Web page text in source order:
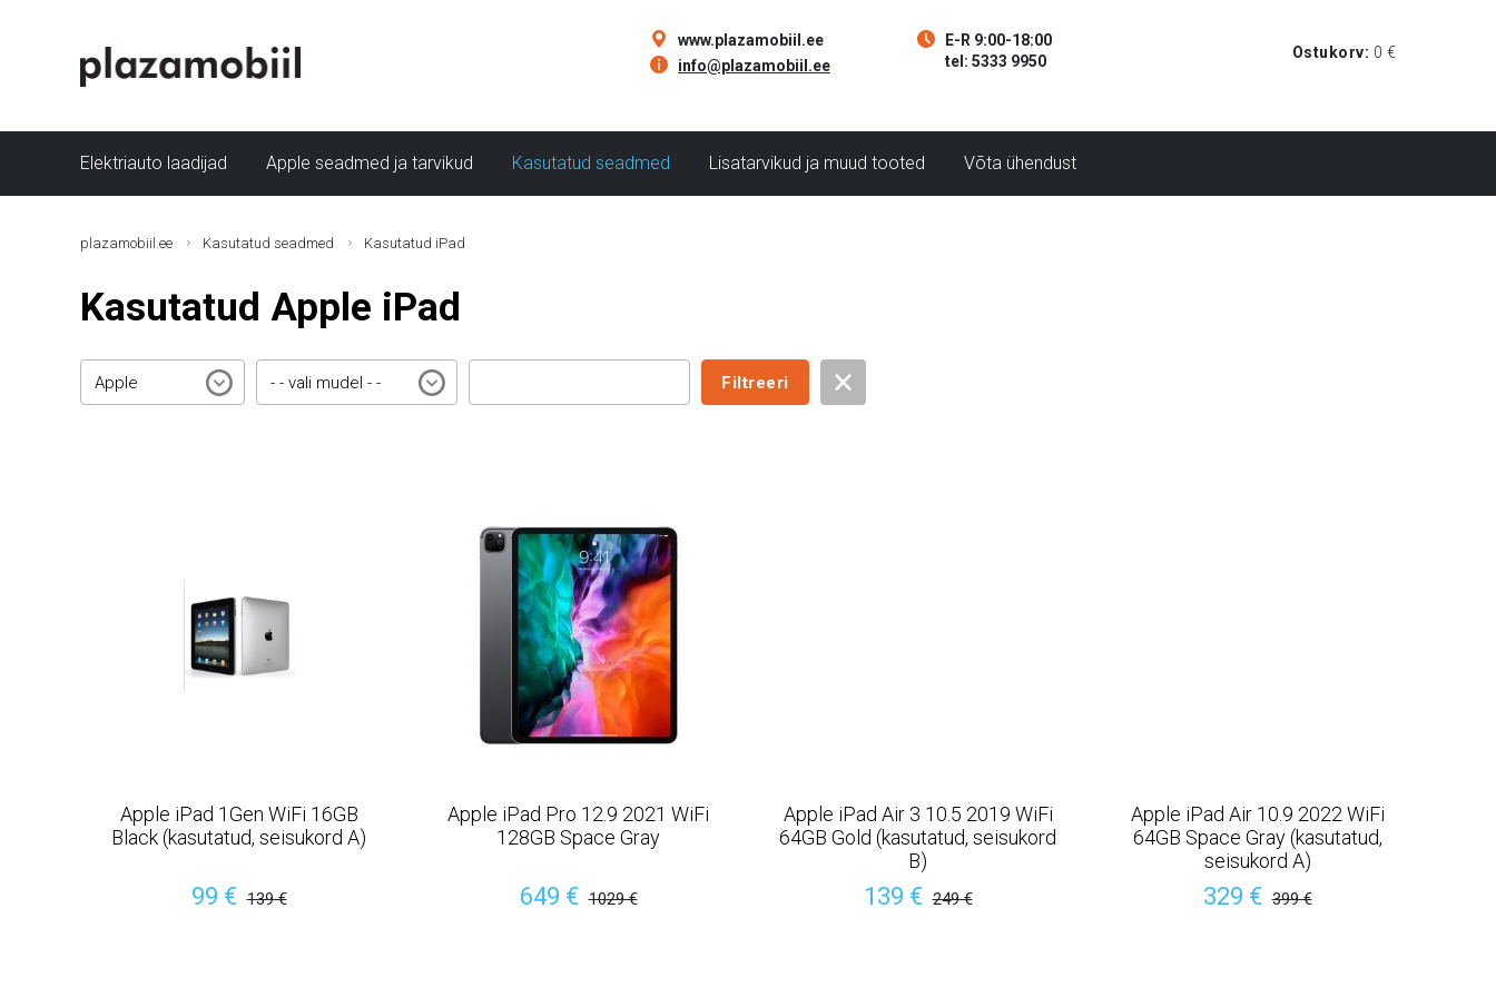

www.plazamobiil.ee

info@plazamobiil.ee

E-R 9:00-18:00
tel: 5333 9950
Ostukorv: 0 €
Elektriauto laadijad Apple seadmed ja tarvikud Kasutatud seadmed Lisatarvikud ja muud tooted Võta ühendust
plazamobiil.ee Kasutatud seadmed Kasutatud iPad
Kasutatud Apple iPad
Filtreeri
Apple iPad 1Gen WiFi 16GB
Black (kasutatud, seisukord A)
99 € 139 €
Apple iPad Pro 12.9 2021 WiFi
128GB Space Gray
649 € 1029 €
Apple iPad Air 3 10.5 2019 WiFi
64GB Gold (kasutatud, seisukord
B)
139 € 249 €
Apple iPad Air 10.9 2022 WiFi
64GB Space Gray (kasutatud,
seisukord A)
329 € 399 €